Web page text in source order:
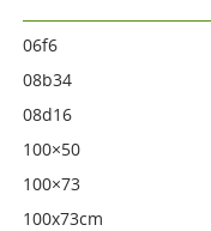
06f6
08b34
08d16
100×50
100×73
100x73cm